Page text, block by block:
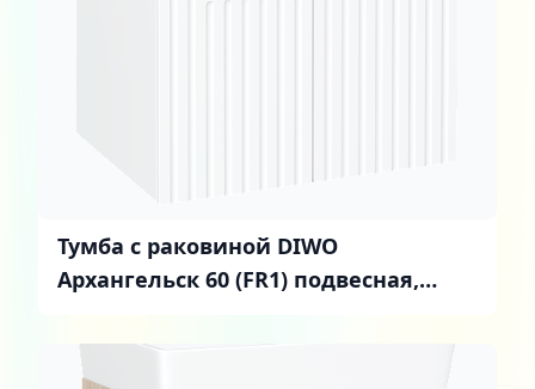
Тумба с раковиной DIWO
Архангельск 60 (FR1) подвесная,